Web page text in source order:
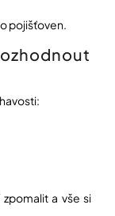
pojišťoven.
a vše si